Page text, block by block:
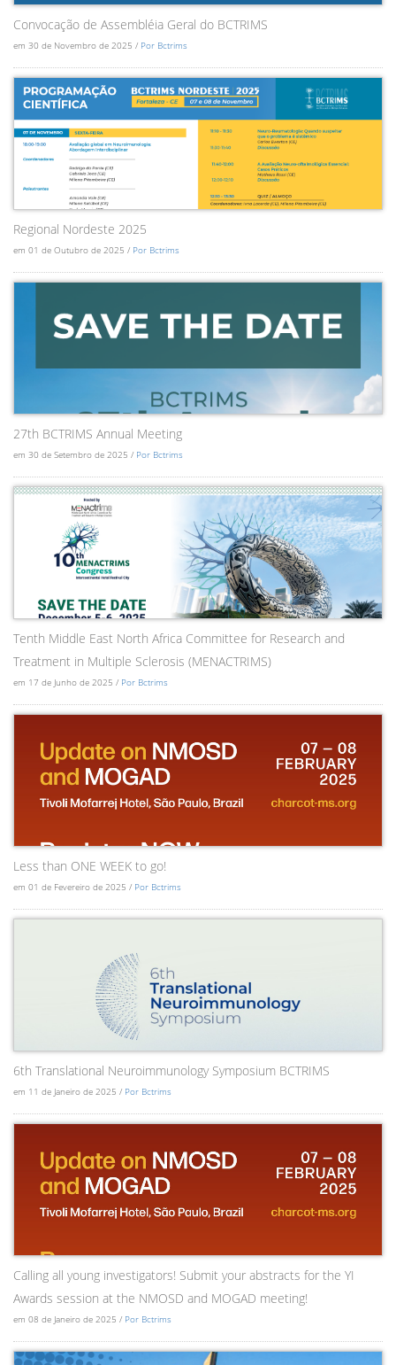
Convocação de Assembléia Geral do BCTRIMS
em 30 de Novembro de 2025 / Por Bctrims
Regional Nordeste 2025
em 01 de Outubro de 2025 / Por Bctrims
27th BCTRIMS Annual Meeting
em 30 de Setembro de 2025 / Por Bctrims
Tenth Middle East North Africa Committee for Research and
Treatment in Multiple Sclerosis (MENACTRIMS)
em 17 de Junho de 2025 / Por Bctrims
Less than ONE WEEK to go!
em 01 de Fevereiro de 2025 / Por Bctrims
6th Translational Neuroimmunology Symposium BCTRIMS
em 11 de Janeiro de 2025 / Por Bctrims
Calling all young investigators! Submit your abstracts for the YI
Awards session at the NMOSD and MOGAD meeting!
em 08 de Janeiro de 2025 / Por Bctrims